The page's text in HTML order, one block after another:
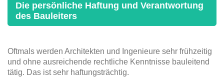
Die persönliche Haftung und Verantwortung
des Bauleiters
Oftmals werden Architekten und Ingenieure sehr frühzeitig
und ohne ausreichende rechtliche Kenntnisse bauleitend
tätig. Das ist sehr haftungsträchtig.